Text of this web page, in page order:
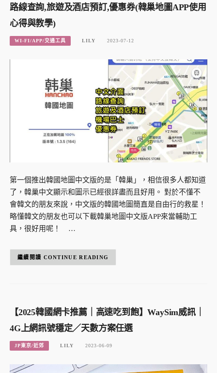
路線查詢,旅遊及酒店預訂,優惠券(韓巢地圖APP使用
心得與教學)
WI-FI/APP/交通工具 LILY 2023-07-12
第一個推出韓國地圖中文版的是「韓巢」，相信很多人都知道
了，韓巢中文顯示和圖示已經很詳盡而且好用。 對於不懂不
會韓文的朋友來說，中文版的韓國地圖簡直是自由行的救星！
略懂韓文的朋友也可以下載韓巢地圖中文版APP來當輔助工
具，很好用呢！ …
CONTINUE READING
【2025韓國網卡推薦｜高速吃到飽】WaySim威訊｜
4G上網訊號穩定／天數方案任選
JP東京/近郊 LILY 2023-06-09